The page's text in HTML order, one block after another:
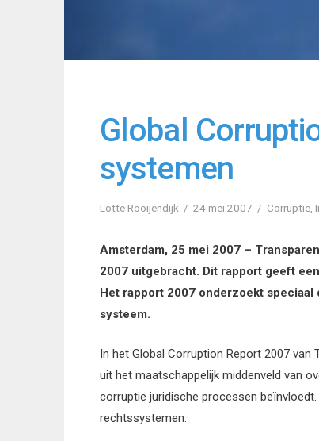
Global
systemen
Lotte Rooijendijk 24 mei 2007 Corruptie,
Amsterdam, 25 mei 2007 –
2007 uitgebracht. Dit rapport geeft
Het rapport 2007 onderzoekt
systeem.
In het Global Corruption Report 2007
uit het maatschappelijk middenveld van
corruptie juridische processen
rechtssystemen.